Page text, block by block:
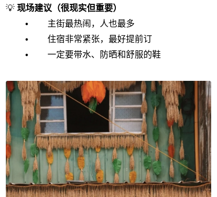
💡 现场建议（很现实但重要）
• 主街最热闹，人也最多
• 住宿非常紧张，最好提前订
• 一定要带水、防晒和舒服的鞋